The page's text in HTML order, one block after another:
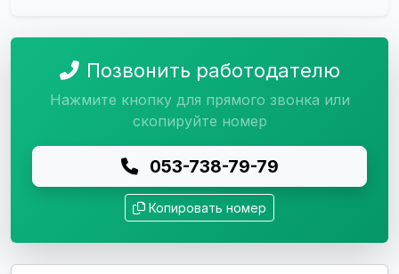
Позвонить работодателю
Нажмите кнопку для прямого звонка или
скопируйте номер
053-738-79-79
Копировать номер